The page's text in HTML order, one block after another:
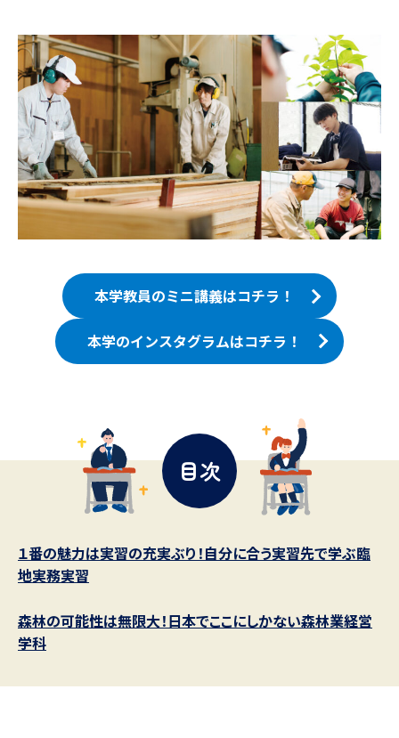
幼稚園教員資格認定試験 小学校教員資格認定試験
高等学校（情報）教員資格認定
試験
大学研究 大学検索
大学で学べる内容や特徴を調べる
新増設大学・学部・学科特集
集
データサイエンス特集 奨学金・特待生制度特集
デジタルパンフレット 進路の３択
（高2生用）
オープンキャンパスなどを調べる
オープンキャンパス検索 実施プログラムから探す
来場型・Web型イベント特集 夢ナビライブ
受験準備 資料検索
本学教員のミニ講義はコチラ！
本学のインスタグラムはコチラ！
目次
１番の魅力は実習の充実ぶり！自分に合う実習先で学ぶ臨
地実務実習
森林の可能性は無限大！日本でここにしかない森林業経営
学科